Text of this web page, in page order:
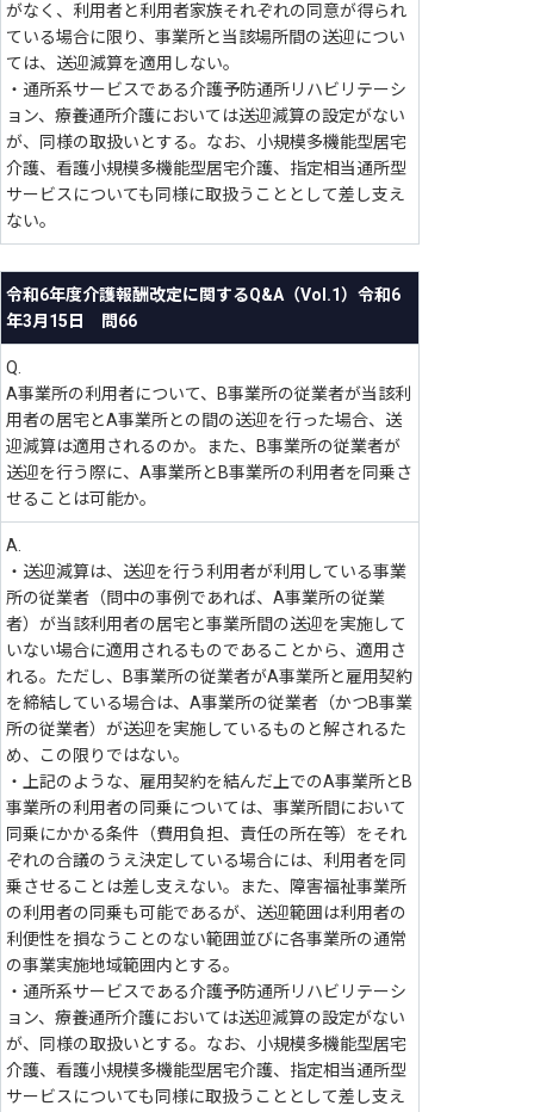
がなく、利用者と利用者家族それぞれの同意が得られ
ている場合に限り、事業所と当該場所間の送迎につい
ては、送迎減算を適用しない。
・通所系サービスである介護予防通所リハビリテーシ
ョン、療養通所介護においては送迎減算の設定がない
が、同様の取扱いとする。なお、小規模多機能型居宅
介護、看護小規模多機能型居宅介護、指定相当通所型
サービスについても同様に取扱うこととして差し支え
ない。
令和6年度介護報酬改定に関するQ&A（Vol.1）令和6
年3月15日 問66
Q.
A事業所の利用者について、B事業所の従業者が当該利
用者の居宅とA事業所との間の送迎を行った場合、送
迎減算は適用されるのか。また、B事業所の従業者が
送迎を行う際に、A事業所とB事業所の利用者を同乗さ
せることは可能か。
A.
・送迎減算は、送迎を行う利用者が利用している事業
所の従業者（問中の事例であれば、A事業所の従業
者）が当該利用者の居宅と事業所間の送迎を実施して
いない場合に適用されるものであることから、適用さ
れる。ただし、B事業所の従業者がA事業所と雇用契約
を締結している場合は、A事業所の従業者（かつB事業
所の従業者）が送迎を実施しているものと解されるた
め、この限りではない。
・上記のような、雇用契約を結んだ上でのA事業所とB
事業所の利用者の同乗については、事業所間において
同乗にかかる条件（費用負担、責任の所在等）をそれ
ぞれの合議のうえ決定している場合には、利用者を同
乗させることは差し支えない。また、障害福祉事業所
の利用者の同乗も可能であるが、送迎範囲は利用者の
利便性を損なうことのない範囲並びに各事業所の通常
の事業実施地域範囲内とする。
・通所系サービスである介護予防通所リハビリテーシ
ョン、療養通所介護においては送迎減算の設定がない
が、同様の取扱いとする。なお、小規模多機能型居宅
介護、看護小規模多機能型居宅介護、指定相当通所型
サービスについても同様に取扱うこととして差し支え